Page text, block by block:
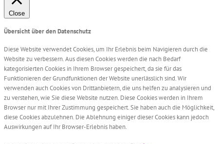
Close
Übersicht über den Datenschutz
Diese Website verwendet Cookies, um Ihr Erlebnis beim Navigieren durch die
Website zu verbessern. Aus diesen Cookies werden die nach Bedarf
kategorisierten Cookies in Ihrem Browser gespeichert, da sie für das
Funktionieren der Grundfunktionen der Website unerlässlich sind. Wir
verwenden auch Cookies von Drittanbietern, die uns helfen zu analysieren und
zu verstehen, wie Sie diese Website nutzen. Diese Cookies werden in Ihrem
Browser nur mit Ihrer Zustimmung gespeichert. Sie haben auch die Möglichkeit,
diese Cookies abzulehnen. Die Ablehnung einiger dieser Cookies kann jedoch
Auswirkungen auf Ihr Browser-Erlebnis haben.